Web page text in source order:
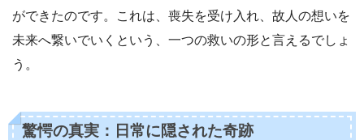
ができたのです。これは、喪失を受け入れ、故人の想いを
未来へ繋いでいくという、一つの救いの形と言えるでしょ
う。
驚愕の真実：日常に隠された奇跡